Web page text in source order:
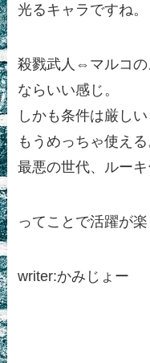
光るキャラですね。
殺戮武人⇔マルコの
ならいい感じ。
しかも条件は厳し
もうめっちゃ使える
最悪の世代、ルーキ
ってことで活躍が楽
writer:かみじょー